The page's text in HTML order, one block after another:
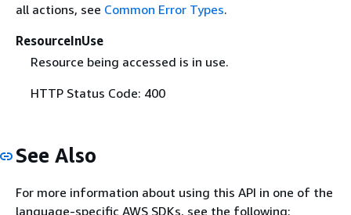
all actions, see Common Error Types.
ResourceInUse
Resource being accessed is in use.
HTTP Status Code: 400
See Also
For more information about using this API in one of the
language-specific AWS SDKs, see the following: